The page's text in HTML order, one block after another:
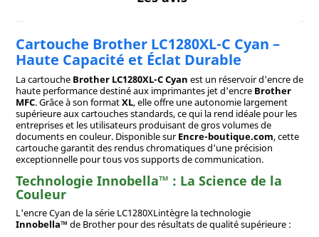
Cartouche Brother LC1280XL-C Cyan –
Haute Capacité et Éclat Durable
La cartouche Brother LC1280XL-C Cyan est un réservoir d'encre de
haute performance destiné aux imprimantes jet d'encre Brother
MFC. Grâce à son formatXL, elle offre une autonomie largement
supérieure aux cartouches standards, ce qui la rend idéale pour les
entreprises et les utilisateurs produisant de gros volumes de
documents en couleur. Disponible surEncre-boutique.com, cette
cartouche garantit des rendus chromatiques d'une précision
exceptionnelle pour tous vos supports de communication.
Technologie Innobella™ : La Science de la
Couleur
L'encre Cyan de la série LC1280XLintègre la technologie
Innobella™ de Brother pour des résultats de qualité supérieure :